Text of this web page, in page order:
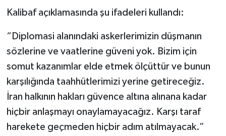
Kalibaf açıklamasında şu ifadeleri kullandı:
“Diplomasi alanındaki askerlerimizin düşmanın
sözlerine ve vaatlerine güveni yok. Bizim için
somut kazanımlar elde etmek ölçüttür ve bunun
karşılığında taahhütlerimizi yerine getireceğiz.
İran halkının hakları güvence altına alınana kadar
hiçbir anlaşmayı onaylamayacağız. Karşı taraf
harekete geçmeden hiçbir adım atılmayacak.”